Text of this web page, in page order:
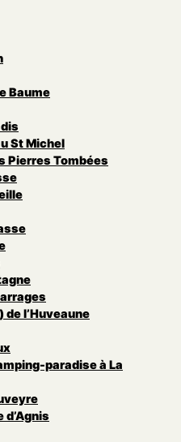
Baume
St Michel
Pierres Tombées
de l’Huveaune
paradise à La